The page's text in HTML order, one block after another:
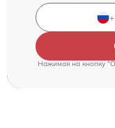
Нажимая на кнопку